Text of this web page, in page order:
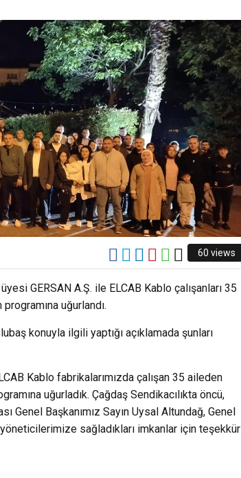
60 views
GERSAN A.Ş. ile ELCAB Kablo çalışanları 35
uğurlandı.
konuyla ilgili yaptığı açıklamada şunları
Kablo fabrikalarımızda çalışan 35 aileden
uğurladık. Çağdaş Sendikacılıkta öncü,
Genel Başkanımız Sayın Uysal Altundağ, Genel
sağladıkları imkanlar için teşekkür